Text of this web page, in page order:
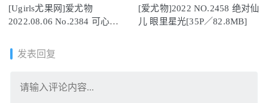
[Ugirls尤果网]爱尤物
2022.08.06 No.2384 可心
[爱尤物]2022 NO.2458 绝对仙
儿 眼里星光[35P／82.8MB]
发表回复